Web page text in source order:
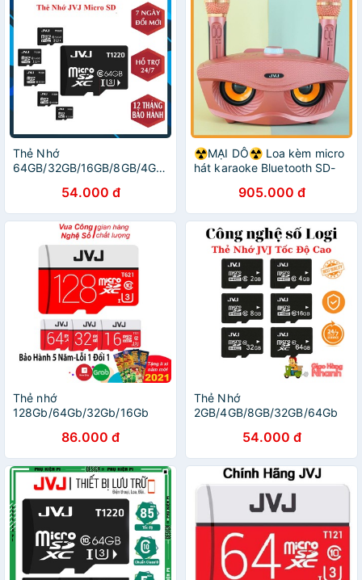
Thẻ Nhớ
64GB/32GB/16GB/8GB/4GB/2GB
Trữ Dữ Liệu, Nhạc MP3,
MP4
54.000 đ
☢️MẠI DÔ☢️ Loa kèm micro
hát karaoke Bluetooth SD-
mic - BH 6 THÁNG
905.000 đ
Thẻ nhớ
128Gb/64Gb/32Gb/16Gb
Cao 95Mb-140Mb/s
86.000 đ
Thẻ Nhớ
2GB/4GB/8GB/32GB/64Gb
MicroSDHC Chuyện Dụng
Camera IP Wifi, Smartphone
54.000 đ